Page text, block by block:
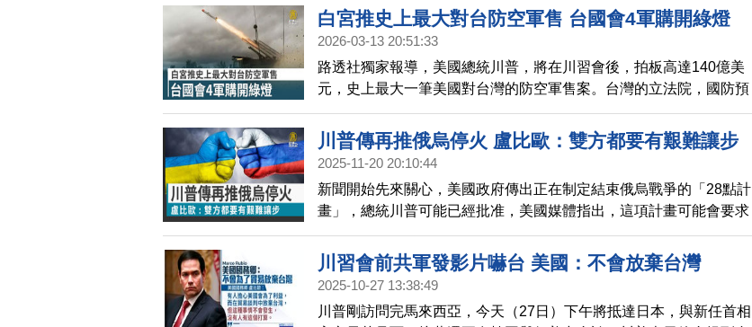
還意外幫高市加了分，矢板說，這也顯示中共手上的牌已經打到見
底，也讓台灣議題實質上國際化，未來很可能都不再侷限於兩岸，而
白宮推史上最大對台防空軍售 台國會4軍購開綠燈
2026-03-13 20:51:33
路透社獨家報導，美國總統川普，將在川習會後，拍板高達140億美
元，史上最大一筆美國對台灣的防空軍售案。台灣的立法院，國防預
算遲遲還沒通過，今天（13日）先授權行政院行簽署4項，對美軍購
的美方發價書LOA。迎來美台軍事合作的關鍵時刻。
川普傳再推俄烏停火 盧比歐：雙方都要有艱難讓步
2025-11-20 20:10:44
新聞開始先來關心，美國政府傳出正在制定結束俄烏戰爭的「28點計
畫」，總統川普可能已經批准，美國媒體指出，這項計畫可能會要求
烏克蘭放棄部分領土。美國國務卿盧比歐今天發文指出，為了結束戰
爭，雙方都要有艱難讓步。
川習會前共軍發影片嚇台 美國：不會放棄台灣
2025-10-27 13:38:49
川普剛訪問完馬來西亞，今天（27日）下午將抵達日本，與新任首相